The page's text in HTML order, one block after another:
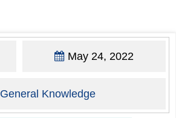
May 24, 2022
General Knowledge